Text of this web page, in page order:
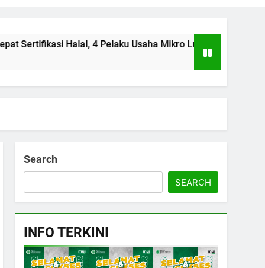
4 Pelaku Usaha Mikro Lulus Sidang Fatwa
Search
SEARCH
INFO TERKINI